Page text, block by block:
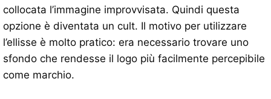
collocata l’immagine improvvisata. Quindi questa
opzione è diventata un cult. Il motivo per utilizzare
l’ellisse è molto pratico: era necessario trovare uno
sfondo che rendesse il logo più facilmente percepibile
come marchio.